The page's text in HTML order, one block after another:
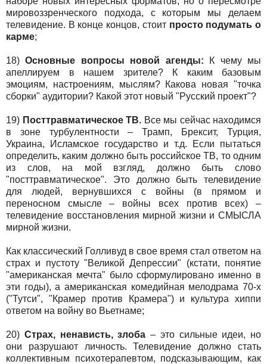
мировоззренческого подхода, с которым мы делаем
телевидение. В конце концов, стоит просто подумать о
карме;
18)Основные вопросы новой агенды: К чему мы
апеллируем в нашем зрителе? К каким базовым
эмоциям, настроениям, мыслям? Какова новая "точка
сборки" аудитории? Какой этот новый "Русский проект"?
19) Посттравматическое ТВ. Все мы сейчас находимся
в зоне турбулентности – Трамп, Брексит, Турция,
Украина, Исламское государство и т.д. Если пытаться
определить, каким должно быть российское ТВ, то одним
из слов, на мой взгляд, должно быть слово
"посттравматическое". Это должно быть телевидение
для людей, вернувшихся с войны (в прямом и
переносном смысле – войны всех против всех) –
телевидение восстановления мирной жизни и СМЫСЛА
мирной жизни.
Как классический Голливуд в свое время стал ответом на
страх и пустоту "Великой Депрессии" (кстати, понятие
"американская мечта" было сформулировано именно в
эти годы), а американская комедийная мелодрама 70-х
("Тутси", "Крамер против Крамера") и культура хиппи
ответом на войну во Вьетнаме;
20) Страх, ненависть, злоба – это сильные идеи, но
они разрушают личность. Телевидение должно стать
коллективным психотерапевтом, подсказывающим, как